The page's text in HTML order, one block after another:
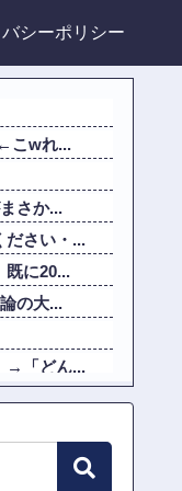
シーポリシー
こwれ...
さか...
ださい・...
既に20...
の大...
→「どん...
る他